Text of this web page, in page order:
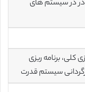
ژورنال یافته های IEEE در در سیستم های
کلی، برنامه ریزی
سیستم قدرت